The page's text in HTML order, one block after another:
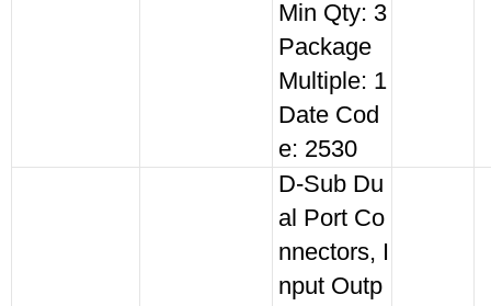
Min Qty: 3
Package
Multiple: 1
Date Cod
e: 2530
D-Sub Du
al Port Co
nnectors, I
nput Outp